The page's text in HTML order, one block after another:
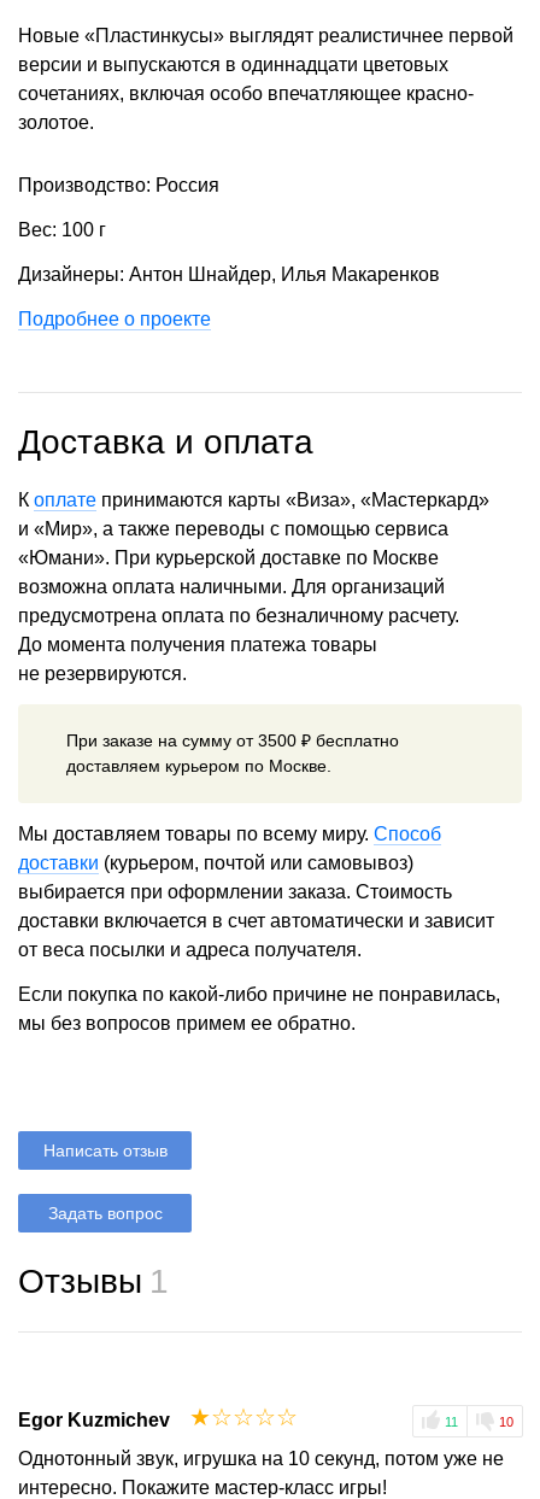
Новые «Пластинкусы» выглядят реалистичнее первой
версии и выпускаются в одиннадцати цветовых
сочетаниях, включая особо впечатляющее красно-
золотое.
Производство: Россия
Вес: 100 г
Дизайнеры: Антон Шнайдер, Илья Макаренков
Подробнее о проекте
Доставка и оплата
К оплате принимаются карты «Виза», «Мастеркард»
и «Мир», а также переводы с помощью сервиса
«Юмани». При курьерской доставке по Москве
возможна оплата наличными. Для организаций
предусмотрена оплата по безналичному расчету.
До момента получения платежа товары
не резервируются.
При заказе на сумму от 3500 ₽ бесплатно
доставляем курьером по Москве.
Мы доставляем товары по всему миру. Способ
доставки (курьером, почтой или самовывоз)
выбирается при оформлении заказа. Стоимость
доставки включается в счет автоматически и зависит
от веса посылки и адреса получателя.
Если покупка по какой-либо причине не понравилась,
мы без вопросов примем ее обратно.
Написать отзыв
Задать вопрос
Отзывы 1
Egor Kuzmichev 11 10
☆
☆
☆
☆
☆
Однотонный звук, игрушка на 10 секунд, потом уже не
интересно. Покажите мастер-класс игры!